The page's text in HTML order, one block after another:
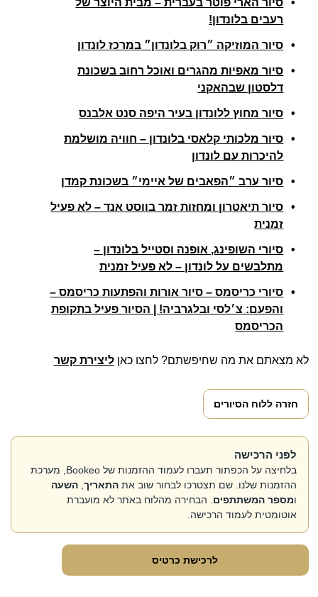
סיור הארי פוטר בעברית – מבית היוצר של
רעבים בלונדון!
סיור המוזיקה ״רוק בלונדון״ במרכז לונדון
סיור מאפיות מהגרים ואוכל רחוב בשכונת
דלסטון שבהאקני
סיור מחוץ ללונדון בעיר היפה סנט אלבנס
סיור מלכותי קלאסי בלונדון – חוויה מושלמת
להיכרות עם לונדון
סיור ערב ״הפאבים של איימי״ בשכונת קמדן
סיור תיאטרון ומחזות זמר בווסט אנד – לא פעיל
זמנית
סיורי השופינג, אופנה וסטייל בלונדון –
מתלבשים על לונדון – לא פעיל זמנית
סיורי כריסמס – סיור אורות והפתעות כריסמס –
והפעם: צ׳לסי ובלגרביה! | הסיור פעיל בתקופת
הכריסמס
לא מצאתם את מה שחיפשתם? לחצו כאןליצירת קשר
חזרה ללוח הסיורים
לפני הרכישה
בלחיצה על הכפתור תעברו לעמוד ההזמנות של Bookeo, מערכת
ההזמנות שלנו. שם תצטרכו לבחור שוב אתהתאריך,השעה
ומספר המשתתפים. הבחירה מהלוח באתר לא מועברת
אוטומטית לעמוד הרכישה.
לרכישת כרטיס